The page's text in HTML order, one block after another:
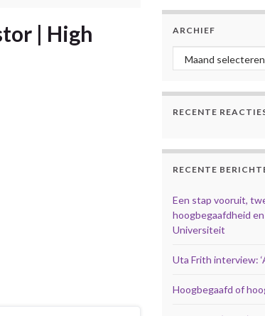
| High
ARCHIEF
Archief
RECENTE
RECENTE
Een stap vooruit,
hoogbegaafdheid
Universiteit
Uta Frith interview:
Hoogbegaafd of